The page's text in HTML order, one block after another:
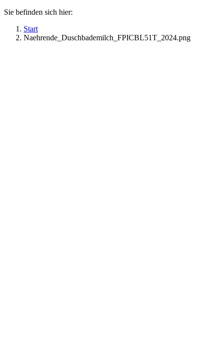
Sie befinden sich hier:
Start
Naehrende_Duschbademilch_FPICBL51T_2024.png